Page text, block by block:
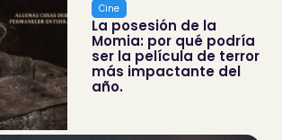
Cine
La posesión de la
Momia: por qué podría
ser la película de terror
más impactante del
año.